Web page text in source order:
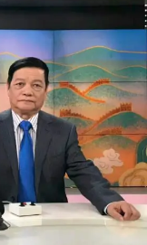
بناء منظومة نقل
التحولات
وربط مختلف جهات